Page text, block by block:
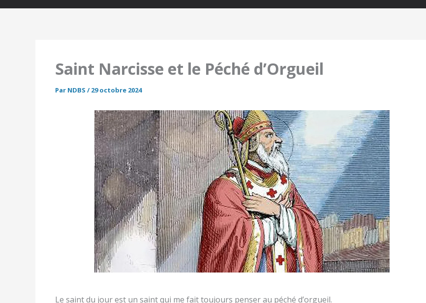
Saint Narcisse et le Péché d’Orgueil
Par NDBS /29 octobre 2024
Le saint du jour est un saint qui me fait toujours penser au péché d’orgueil.